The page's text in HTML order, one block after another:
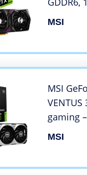
Gen 4,
MSI
MSI
VENTUS
gaming
MHz,
MSI